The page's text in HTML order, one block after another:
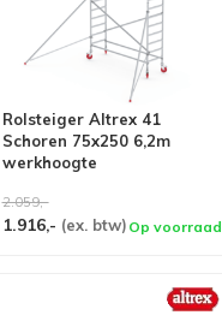
Rolsteiger Altrex 41
Schoren 75x250 6,2m
werkhoogte
2.059,-
1.916,- (ex. btw) Op voorraad